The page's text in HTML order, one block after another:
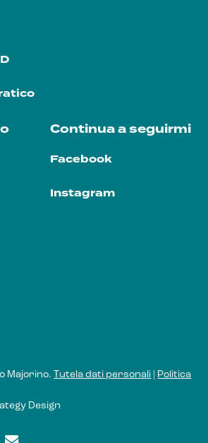
Continua a seguirmi
Facebook
Instagram
Majorino. Tutela dati personali
Politica
Design
email